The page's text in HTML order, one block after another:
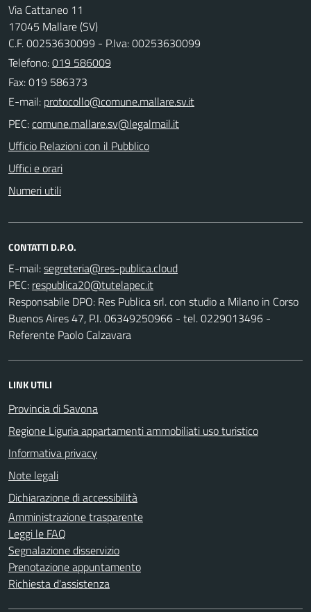
Via Cattaneo 11
17045 Mallare (SV)
C.F. 00253630099 - P.Iva: 00253630099
Telefono:019 586009
Fax: 019 586373
E-mail:
PEC:
Ufficio Relazioni con il Pubblico
Uffici e orari
Numeri utili
CONTATTI D.P.O.
E-mail:
PEC:
Responsabile DPO: Res Publica srl. con studio a Milano in Corso
Buenos Aires 47, P.I. 06349250966 - tel. 0229013496 -
Referente Paolo Calzavara
LINK UTILI
Provincia di Savona
Regione Liguria appartamenti ammobiliati uso turistico
Informativa privacy
Note legali
Dichiarazione di accessibilità
Amministrazione trasparente
Leggi le FAQ
Segnalazione disservizio
Prenotazione appuntamento
Richiesta d'assistenza